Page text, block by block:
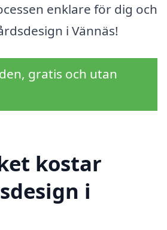
enklare för dig och
i Vännäs!
gratis och utan
kostar
i